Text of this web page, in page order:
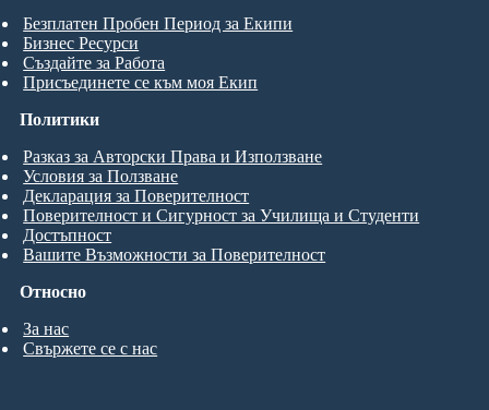
Безплатен Пробен Период за Екипи
Бизнес Ресурси
Създайте за Работа
Присъединете се към моя Екип
Относно
За нас
Свържете се с нас
Политики
Разказ за Авторски Права и Използване
Условия за Ползване
Декларация за Поверителност
Поверителност и Сигурност за Училища и Студенти
Достъпност
Вашите Възможности за Поверителност